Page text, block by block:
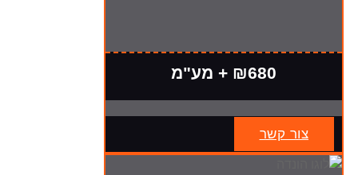
₪680 + מע"מ
צור קשר